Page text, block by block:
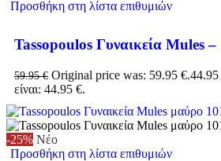
Προσθήκη στη λίστα επιθυμιών
Tassopoulos Γυναικεία Mules –
59.95€ Original price was: 59.95 €.44.95
είναι: 44.95 €.
-25% Νέο
Προσθήκη στη λίστα επιθυμιών